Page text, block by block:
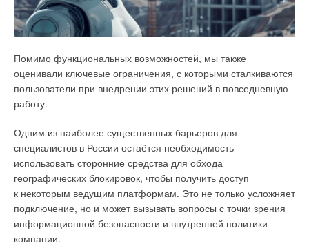
Помимо функциональных возможностей, мы также
оценивали ключевые ограничения, с которыми сталкиваются
пользователи при внедрении этих решений в повседневную
работу.
Одним из наиболее существенных барьеров для
специалистов в России остаётся необходимость
использовать сторонние средства для обхода
географических блокировок, чтобы получить доступ
к некоторым ведущим платформам. Это не только усложняет
подключение, но и может вызывать вопросы с точки зрения
информационной безопасности и внутренней политики
компании.
Часть акведука Лос‐Милагрос
Результаты исследования ROMAQ являются настоящим
прорывом для понимания римской цивилизации. Система
водоснабжения города Арля представляет собой один из
наиболее ярких примеров устойчивого управления водными
ресурсами в древности, демонстрируя способность римских
инженеров не только создавать сложные гидравлические